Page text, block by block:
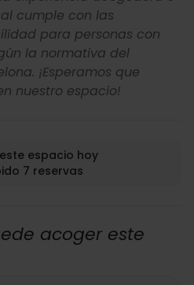
cumple con las
para personas con
la normativa del
¡Esperamos que
nuestro espacio!
espacio hoy
7 reservas
acoger este